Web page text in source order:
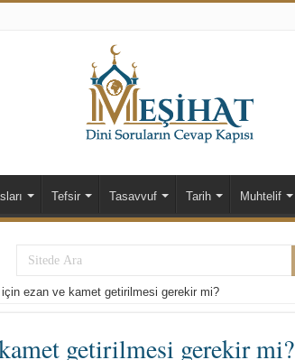
Tefsir Tasavvuf Tarih Muhtelif
için ezan ve kamet getirilmesi gerekir mi?
getirilmesi gerekir mi?